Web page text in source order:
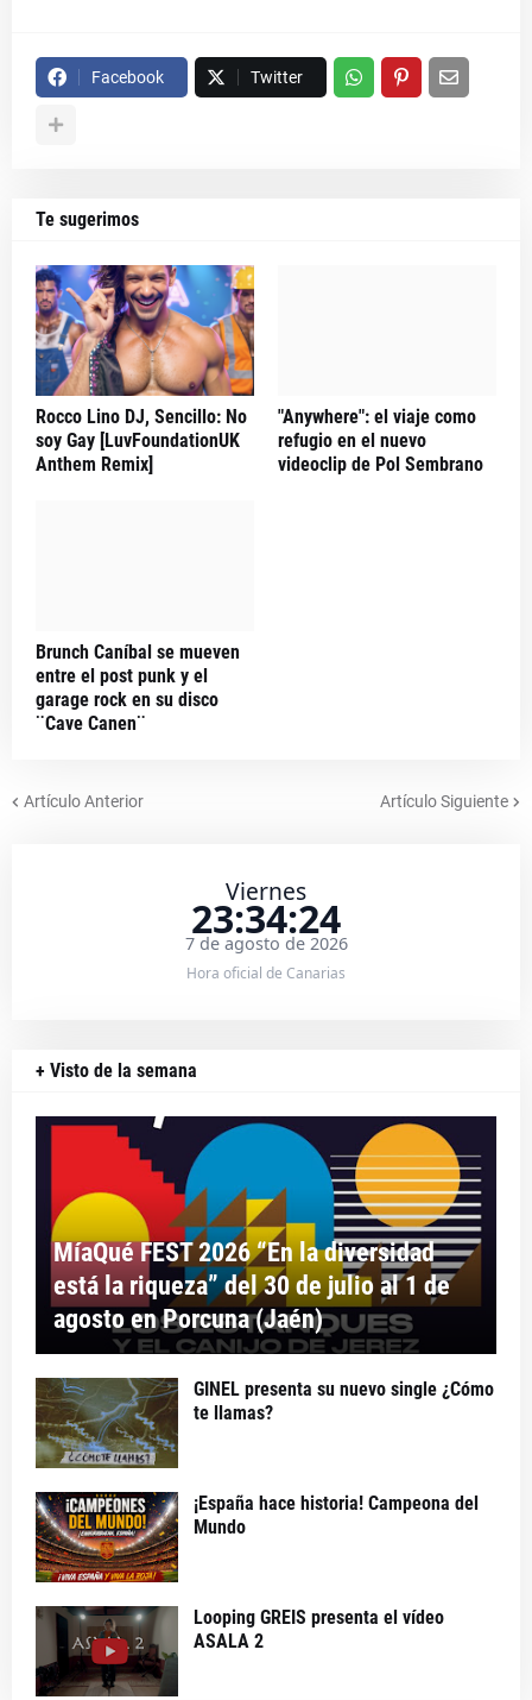
Facebook Twitter
Te sugerimos
Rocco Lino DJ, Sencillo: No
soy Gay [LuvFoundationUK
Anthem Remix]
"Anywhere": el viaje como
refugio en el nuevo
videoclip de Pol Sembrano
Brunch Caníbal se mueven
entre el post punk y el
garage rock en su disco
¨Cave Canen¨
Artículo Anterior Artículo Siguiente
Viernes
23:34:25
7 de agosto de 2026
Hora oficial de Canarias
+ Visto de la semana
MíaQué FEST 2026 “En la diversidad
está la riqueza” del 30 de julio al 1 de
agosto en Porcuna (Jaén)
GINEL presenta su nuevo single ¿Cómo
te llamas?
¡España hace historia! Campeona del
Mundo
Looping GREIS presenta el vídeo
ASALA 2